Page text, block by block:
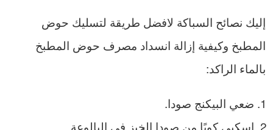
إليك نصائح السباكة لافضل طريقة لتسليك حوض
المطبخ وكيفية إزالة انسداد مصرف حوض المطبخ
بالماء الراكد:
ضعي البيكنج صودا.
اسكبي كوبًا من صودا الخبز في البالوعة.